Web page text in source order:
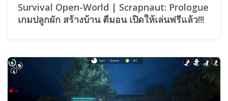
Survival Open-World | Scrapnaut: Prologue
เกมปลูกผัก สร้างบ้าน ตีมอน เปิดให้เล่นฟรีแล้ว!!!